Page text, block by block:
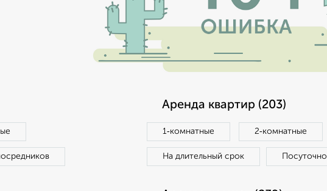
Аренда квартир (203)
1‑комнатные 2‑комнатные
На длительный срок Посуточно